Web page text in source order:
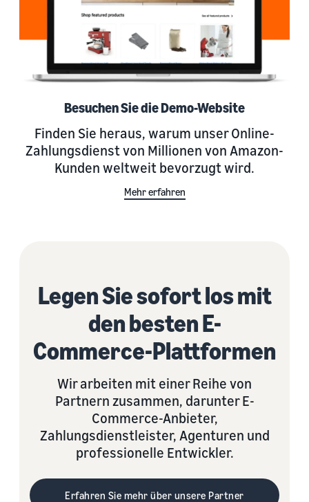
Besuchen Sie die Demo-Website
Finden Sie heraus, warum unser Online-
Zahlungsdienst von Millionen von Amazon-
Kunden weltweit bevorzugt wird.
Mehr erfahren
Legen Sie sofort los mit
den besten E-
Commerce-Plattformen
Wir arbeiten mit einer Reihe von
Partnern zusammen, darunter E-
Commerce-Anbieter,
Zahlungsdienstleister, Agenturen und
professionelle Entwickler.
Erfahren Sie mehr über unsere Partner